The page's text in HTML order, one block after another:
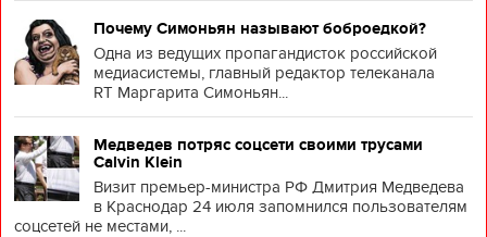
Почему Симоньян называют боброедкой?
Одна из ведущих пропагандисток российской
медиасистемы, главный редактор телеканала
RT Маргарита Симоньян...
Медведев потряс соцсети своими трусами
Calvin Klein
Визит премьер-министра РФ Дмитрия Медведева
в Краснодар 24 июля запомнился пользователям
соцсетей не местами, ...